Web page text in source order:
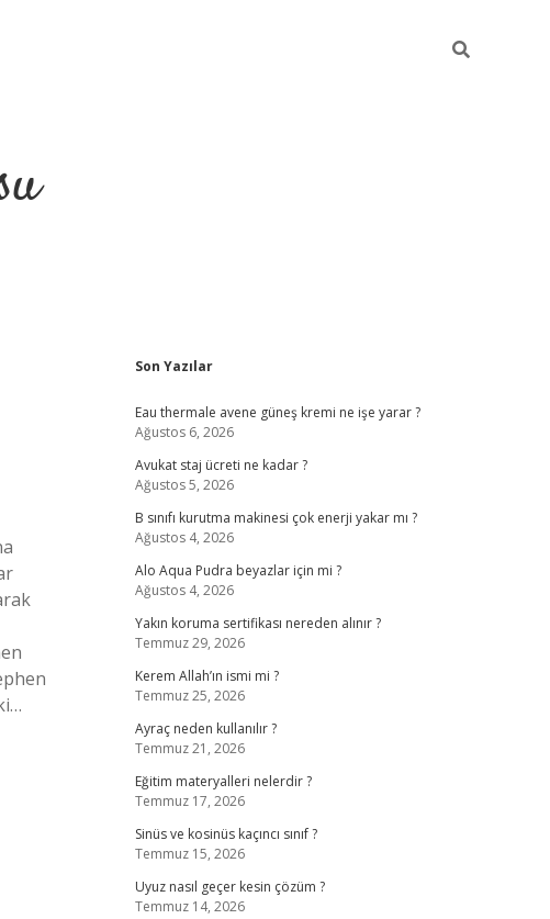
Sidebar
Son Yazılar
Eau thermale avene güneş kremi ne işe yarar ?
Ağustos 6, 2026
Avukat staj ücreti ne kadar ?
Ağustos 5, 2026
B sınıfı kurutma makinesi çok enerji yakar mı ?
Ağustos 4, 2026
Alo Aqua Pudra beyazlar için mi ?
Ağustos 4, 2026
Yakın koruma sertifikası nereden alınır ?
Temmuz 29, 2026
Kerem Allah’ın ismi mi ?
Temmuz 25, 2026
Ayraç neden kullanılır ?
Temmuz 21, 2026
Eğitim materyalleri nelerdir ?
Temmuz 17, 2026
Sinüs ve kosinüs kaçıncı sınıf ?
Temmuz 15, 2026
Uyuz nasıl geçer kesin çözüm ?
Temmuz 14, 2026